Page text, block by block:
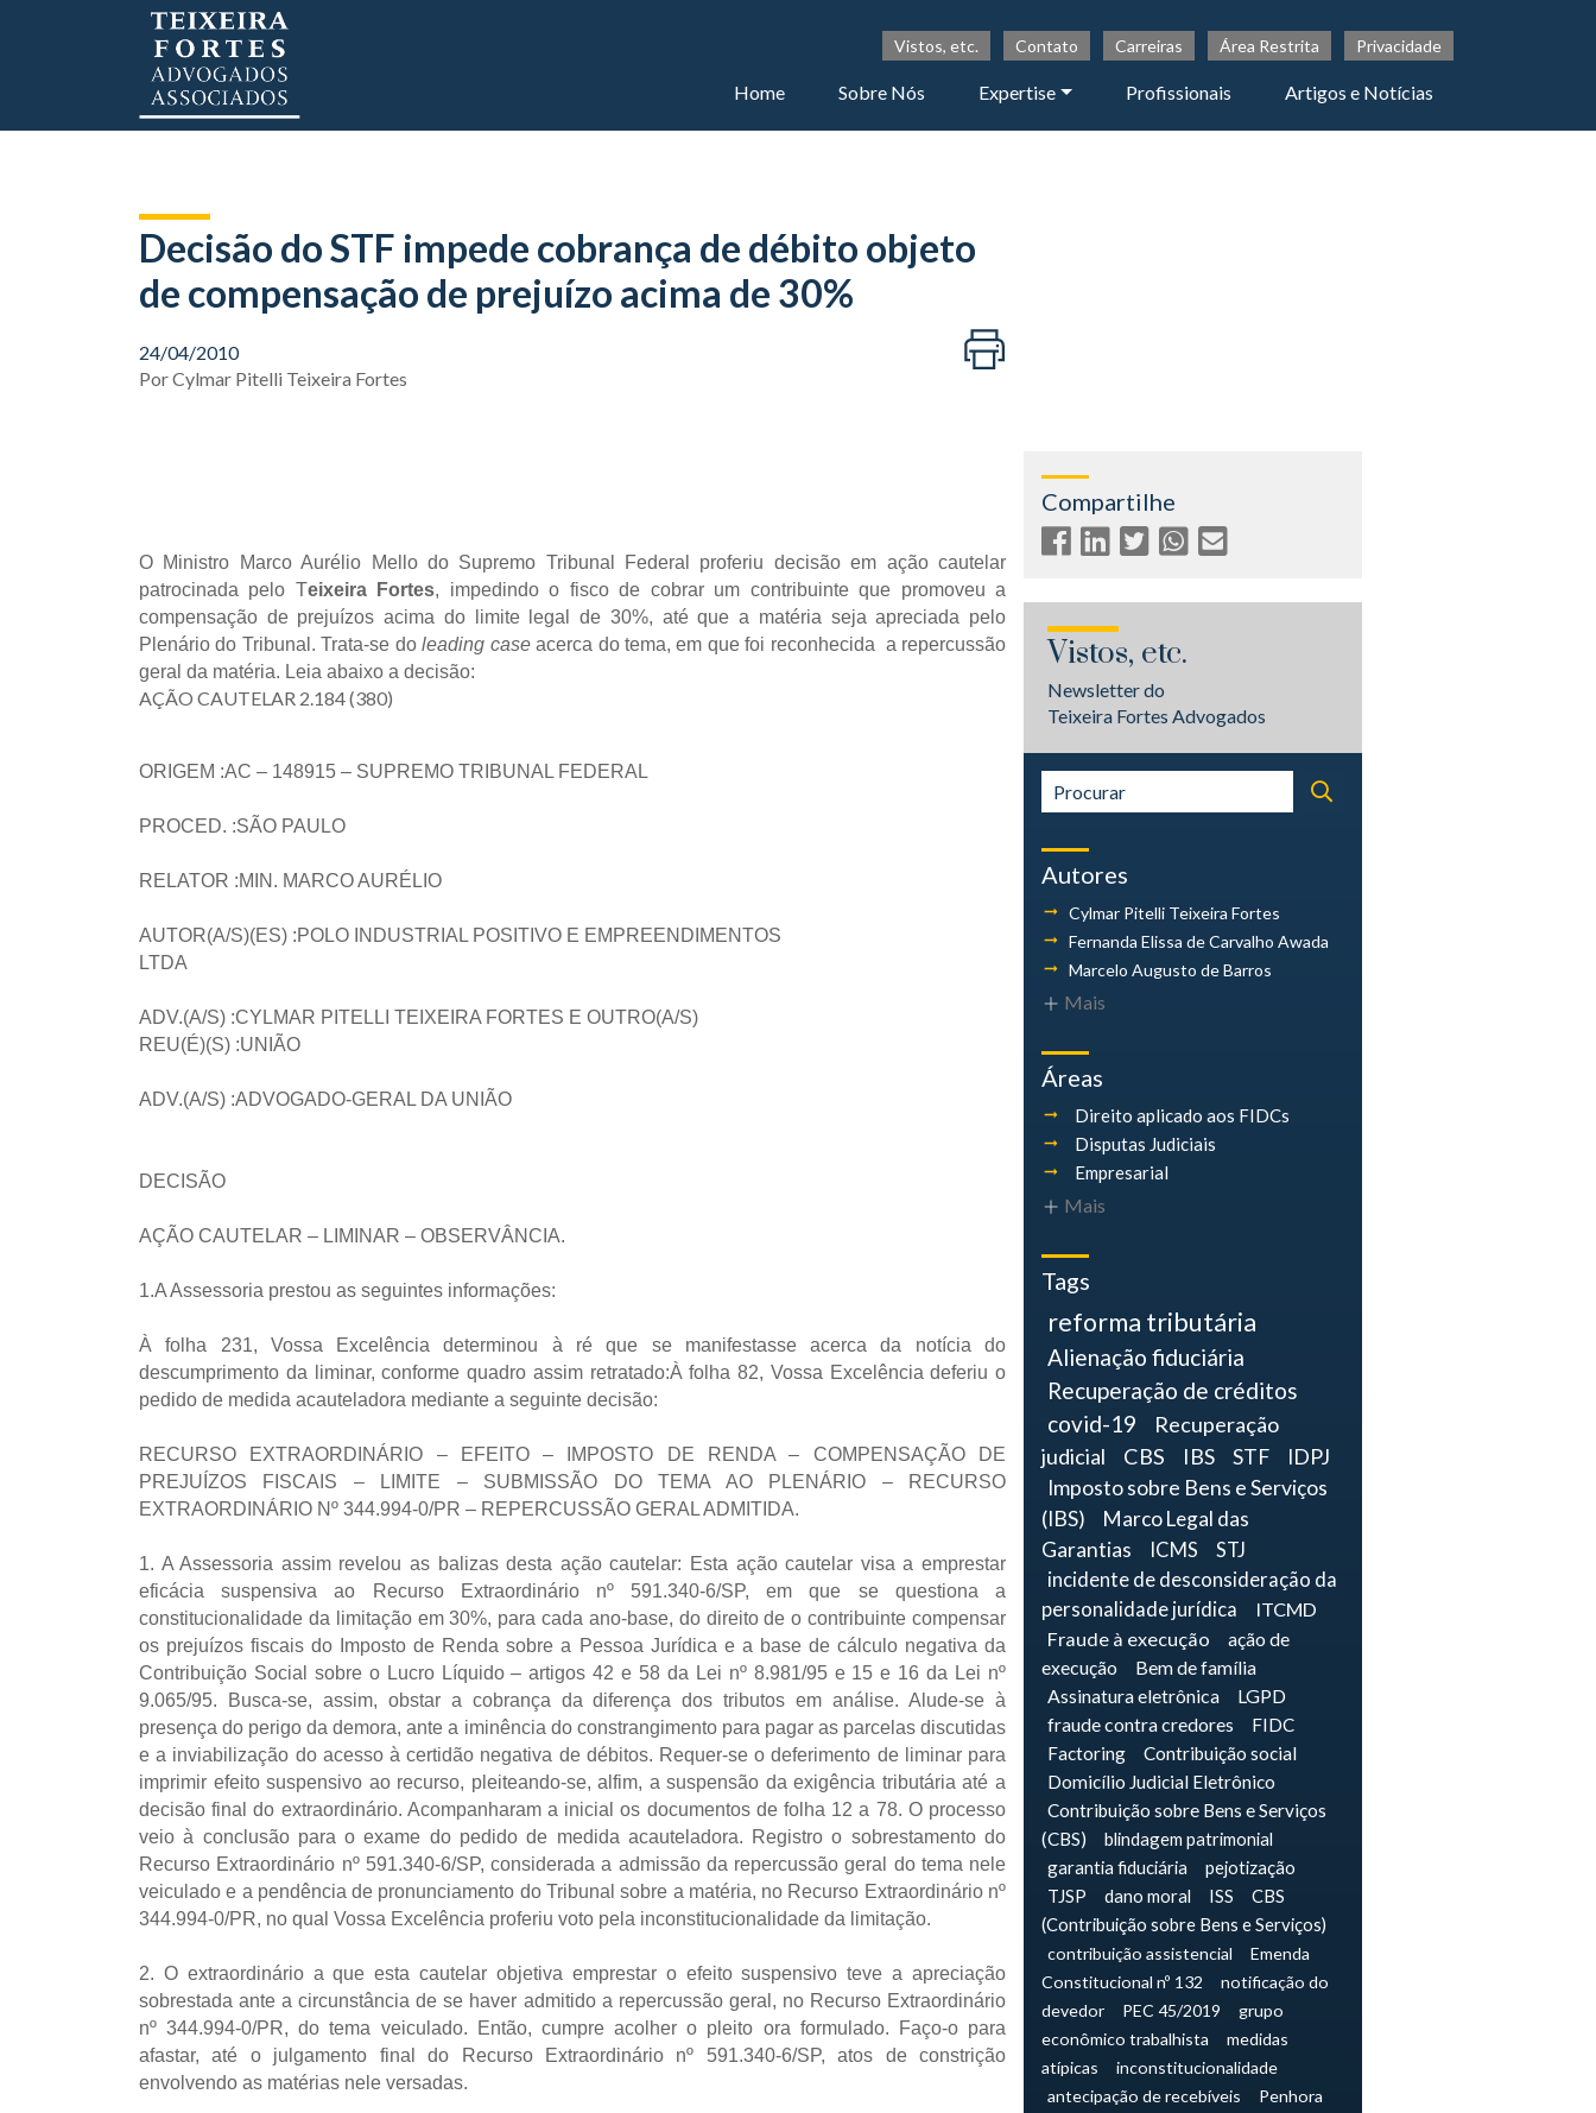
Vistos, etc. Contato Carreiras Área Restrita Privacidade
Home Sobre Nós Expertise Profissionais Artigos e Notícias
Decisão do STF impede cobrança de débito objeto
de compensação de prejuízo acima de 30%
24/04/2010
PorCylmar Pitelli Teixeira Fortes
O Ministro Marco Aurélio Mello do Supremo Tribunal Federal proferiu decisão em ação cautelar
patrocinada pelo Teixeira Fortes, impedindo o fisco de cobrar um contribuinte que promoveu a
compensação de prejuízos acima do limite legal de 30%, até que a matéria seja apreciada pelo
Plenário do Tribunal. Trata-se doleading caseacerca do tema, em que foi reconhecida a repercussão
geral da matéria. Leia abaixo a decisão:
AÇÃO CAUTELAR 2.184 (380)
ORIGEM :AC – 148915 – SUPREMO TRIBUNAL FEDERAL
PROCED. :SÃO PAULO
RELATOR :MIN. MARCO AURÉLIO
AUTOR(A/S)(ES) :POLO INDUSTRIAL POSITIVO E EMPREENDIMENTOS
LTDA
ADV.(A/S) :CYLMAR PITELLI TEIXEIRA FORTES E OUTRO(A/S)
REU(É)(S) :UNIÃO
ADV.(A/S) :ADVOGADO-GERAL DA UNIÃO
DECISÃO
AÇÃO CAUTELAR – LIMINAR – OBSERVÂNCIA.
1.A Assessoria prestou as seguintes informações:
À folha 231, Vossa Excelência determinou à ré que se manifestasse acerca da notícia do
descumprimento da liminar, conforme quadro assim retratado:À folha 82, Vossa Excelência deferiu o
pedido de medida acauteladora mediante a seguinte decisão:
RECURSO EXTRAORDINÁRIO – EFEITO – IMPOSTO DE RENDA – COMPENSAÇÃO DE
PREJUÍZOS FISCAIS – LIMITE – SUBMISSÃO DO TEMA AO PLENÁRIO – RECURSO
EXTRAORDINÁRIO Nº 344.994-0/PR – REPERCUSSÃO GERAL ADMITIDA.
1. AAssessoria assim revelou as balizas desta ação cautelar: Esta ação cautelar visa a emprestar
eficácia suspensiva ao Recurso Extraordinário nº 591.340-6/SP, em que se questiona a
constitucionalidade da limitação em 30%, para cada ano-base, do direito de o contribuinte compensar
os prejuízos fiscais do Imposto de Renda sobre a Pessoa Jurídica e a base de cálculo negativa da
Contribuição Social sobre o Lucro Líquido – artigos 42 e 58 da Lei nº 8.981/95 e 15 e 16 da Lei nº
9.065/95. Busca-se, assim, obstar a cobrança da diferença dos tributosem análise. Alude-se à
presença do perigo da demora, ante a iminência do constrangimento para pagar as parcelas discutidas
e a inviabilização do acesso à certidão negativa de débitos. Requer-se o deferimento de liminar para
imprimir efeito suspensivo ao recurso, pleiteando-se, alfim, a suspensão da exigência tributária até a
decisão final do extraordinário. Acompanharam a inicial os documentos de folha 12 a 78. O processo
veio à conclusão para o exame do pedido de medida acauteladora. Registro o sobrestamento do
Recurso Extraordinário nº 591.340-6/SP, considerada a admissão da repercussão geral do tema nele
veiculado e a pendência de pronunciamento do Tribunal sobre a matéria, no Recurso Extraordinário nº
344.994-0/PR, no qual Vossa Excelência proferiu voto pela inconstitucionalidade da limitação.
2. O extraordinário a que esta cautelar objetiva emprestar o efeito suspensivo teve a apreciação
sobrestada ante a circunstância de se haver admitido a repercussão geral, no Recurso Extraordinário
nº 344.994-0/PR, do tema veiculado. Então, cumpre acolher o pleito ora formulado. Faço-o para
afastar, até o julgamento final do Recurso Extraordinário nº 591.340-6/SP, atos de constrição
envolvendo as matérias nele versadas.
Compartilhe
Vistos, etc.
Newsletter do
Teixeira Fortes Advogados
Autores
Cylmar Pitelli Teixeira Fortes
Fernanda Elissa de Carvalho Awada
Marcelo Augusto de Barros
Mais
Áreas
Direito aplicado aos FIDCs
Disputas Judiciais
Empresarial
Mais
Tags
reforma tributária
Alienação fiduciária
Recuperação de créditos
covid-19
Recuperação
judicial
CBS IBS STF
IDPJ
Imposto sobre Bens e Serviços
(IBS)
Marco Legal das
Garantias
ICMS
STJ
incidente de desconsideração da
personalidade jurídica
ITCMD
Fraude à execução
ação de
execução
Bem de família
Assinatura eletrônica
LGPD
fraude contra credores
FIDC
Factoring
Contribuição social
Domicílio Judicial Eletrônico
Contribuição sobre Bens e Serviços
(CBS)
blindagem patrimonial
garantia fiduciária
pejotização
TJSP
dano moral ISS
CBS
(Contribuição sobre Bens e Serviços)
contribuição assistencial
Emenda
Constitucional nº 132
notificação do
devedor
PEC 45/2019
grupo
econômico trabalhista
medidas
atípicas
inconstitucionalidade
antecipação de recebíveis
Penhora